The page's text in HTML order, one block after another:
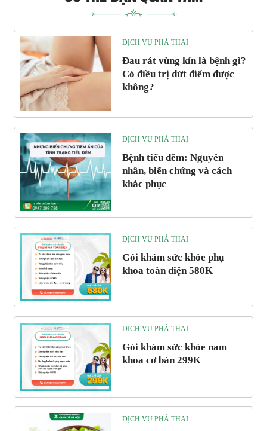
DỊCH VỤ PHÁ THAI
Đau rát vùng kín là bệnh gì?
Có điều trị dứt điểm được
không?
DỊCH VỤ PHÁ THAI
Bệnh tiểu đêm: Nguyên
nhân, biến chứng và cách
khắc phục
DỊCH VỤ PHÁ THAI
Gói khám sức khỏe phụ
khoa toàn diện 580K
DỊCH VỤ PHÁ THAI
Gói khám sức khỏe nam
khoa cơ bản 299K
DỊCH VỤ PHÁ THAI